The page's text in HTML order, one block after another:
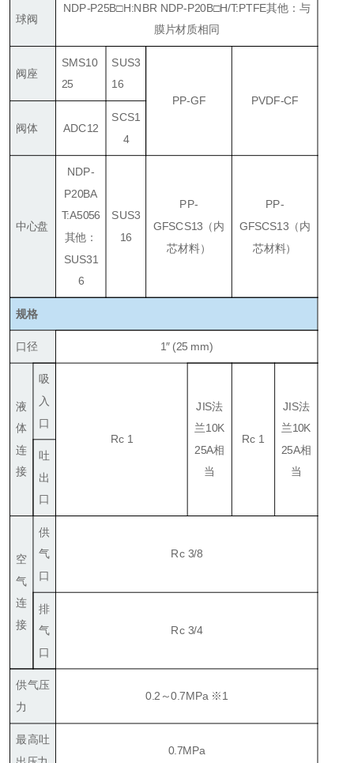
球阀
NDP-P25B□H:NBR NDP-P20B□H/T:PTFE其他：与
膜片材质相同
阀座
SMS10
25
SUS3
16
PP-GF
PVDF-CF
阀体 ADC12
SCS1
4
中心盘
NDP-
P20BA
T:A5056
其他：
SUS31
6
SUS3
16
PP-
GFSCS13 （内
芯材料）
PP-
GFSCS13 （内
芯材料）
规格
口径 1″ (25 mm)
液
体
连
接
吸
入
口
Rc 1
JIS法
兰10K
25A相
当
Rc 1
JIS法
兰10K
25A相
当
吐
出
口
空
气
连
接
供
气
口
Rc 3/8
排
气
口
Rc 3/4
供气压
力
0.2～0.7MPa ※1
最高吐
0.7MPa